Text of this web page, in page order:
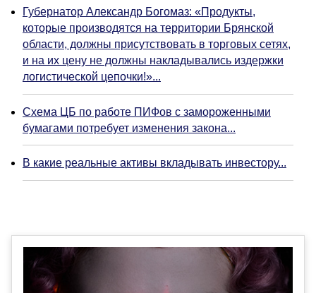
Губернатор Александр Богомаз: «Продукты,
которые производятся на территории Брянской
области, должны присутствовать в торговых сетях,
и на их цену не должны накладывались издержки
логистической цепочки!»...
Схема ЦБ по работе ПИФов с замороженными
бумагами потребует изменения закона...
В какие реальные активы вкладывать инвестору...